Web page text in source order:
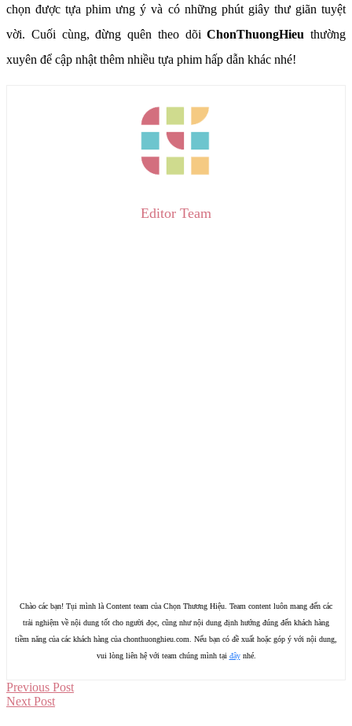
chọn được tựa phim ưng ý và có những phút giây thư giãn tuyệt
vời. Cuối cùng, đừng quên theo dõiChonThuongHieu thường
xuyên để cập nhật thêm nhiều tựa phim hấp dẫn khác nhé!
Editor Team
Chào các bạn! Tụi mình là Content team của Chọn Thương Hiệu. Team content luôn mang đến các
trải nghiệm về nội dung tốt cho người đọc, cũng như nội dung định hướng đúng đến khách hàng
tiềm năng của các khách hàng của chonthuonghieu.com. Nếu bạn có đề xuất hoặc góp ý với nội dung,
vui lòng liên hệ với team chúng mình tại đâynhé.
Previous Post
Next Post